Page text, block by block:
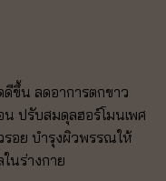
ดีขึ้น ลดอาการตกขาว
น ปรับสมดุลฮอร์โมนเพศ
รอย บำรุงผิวพรรณให้
ในร่างกาย